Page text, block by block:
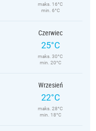
maks. 16°C
min. 6°C
Czerwiec
25°C
maks. 30°C
min. 20°C
Wrzesień
22°C
maks. 28°C
min. 18°C